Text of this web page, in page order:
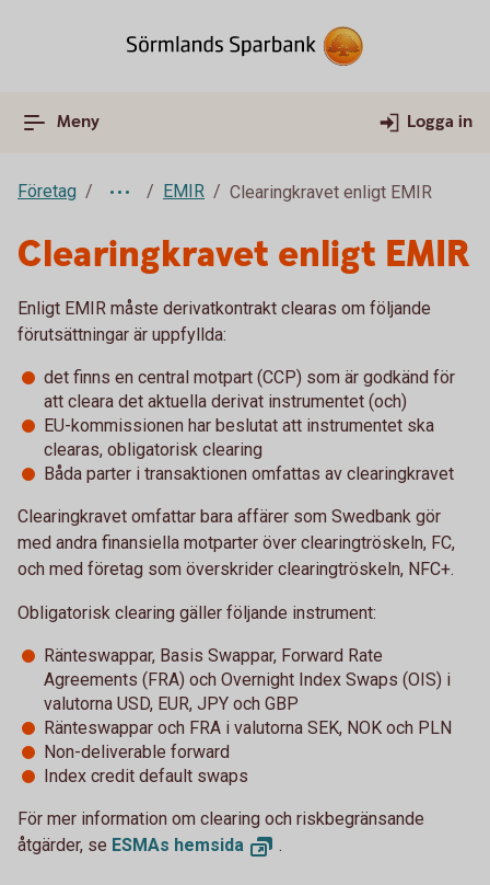
Meny Logga in
Företag EMIR Clearingkravet enligt EMIR
Clearingkravet enligt EMIR
Enligt EMIR måste derivatkontrakt clearas om följande
förutsättningar är uppfyllda:
det finns en central motpart (CCP) som är godkänd för
att cleara det aktuella derivat instrumentet (och)
EU-kommissionen har beslutat att instrumentet ska
clearas, obligatorisk clearing
Båda parter i transaktionen omfattas av clearingkravet
Clearingkravet omfattar bara affärer som Swedbank gör
med andra finansiella motparter över clearingtröskeln, FC,
och med företag som överskrider clearingtröskeln, NFC+.
Obligatorisk clearing gäller följande instrument:
Ränteswappar, Basis Swappar, Forward Rate
Agreements (FRA) och Overnight Index Swaps (OIS) i
valutorna USD, EUR, JPY och GBP
Ränteswappar och FRA i valutorna SEK, NOK och PLN
Non-deliverable forward
Index credit default swaps
För mer information om clearing och riskbegränsande
åtgärder, se ESMAs hemsida .